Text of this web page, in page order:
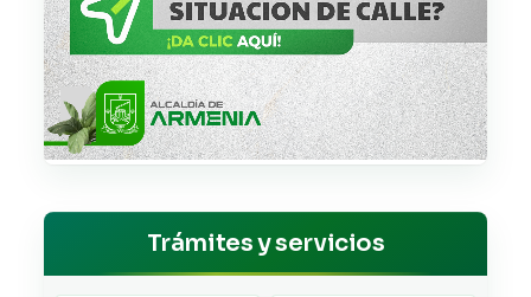
Trámites y servicios